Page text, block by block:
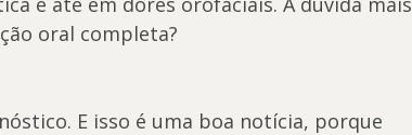
oral completa?
E isso é uma boa notícia, porque